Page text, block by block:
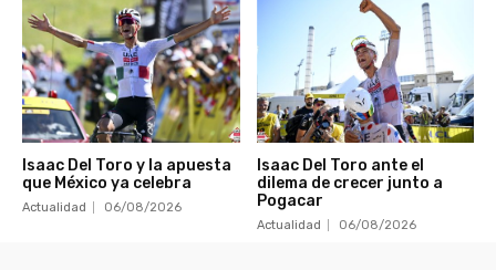
Isaac Del Toro y la apuesta
que México ya celebra
Actualidad 06/08/2026
Isaac Del Toro ante el
dilema de crecer junto a
Pogacar
Actualidad 06/08/2026